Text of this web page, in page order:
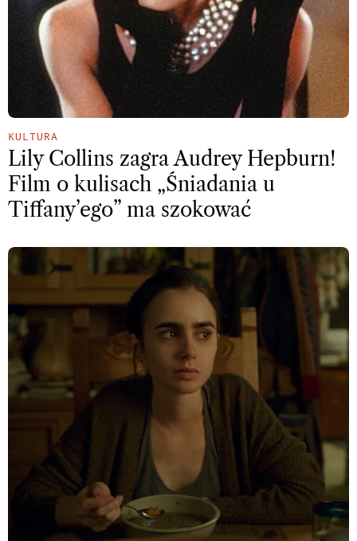
KULTURA
Lily Collins zagra Audrey Hepburn!
Film o kulisach „Śniadania u
Tiffany’ego” ma szokować